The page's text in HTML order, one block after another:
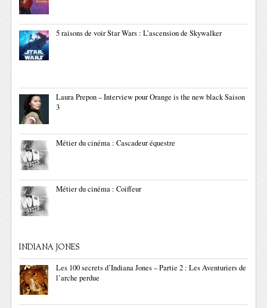
5 raisons de voir Star Wars : L’ascension de Skywalker
Laura Prepon – Interview pour Orange is the new black Saison
3
Métier du cinéma : Cascadeur équestre
Métier du cinéma : Coiffeur
INDIANA JONES
Les 100 secrets d’Indiana Jones – Partie 2 : Les Aventuriers de
l’arche perdue